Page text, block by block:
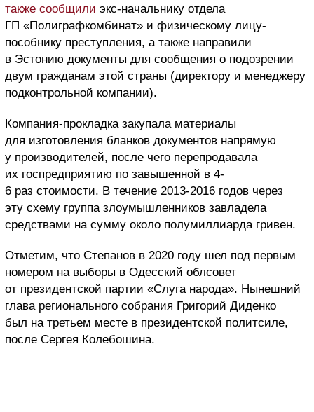
также сообщили экс-начальнику отдела
ГП «Полиграфкомбинат» и физическому лицу-
пособнику преступления, а также направили
в Эстонию документы для сообщения о подозрении
двум гражданам этой страны (директору и менеджеру
подконтрольной компании).
Компания-прокладка закупала материалы
для изготовления бланков документов напрямую
у производителей, после чего перепродавала
их госпредприятию по завышенной в 4-
6 раз стоимости. В течение 2013-2016 годов через
эту схему группа злоумышленников завладела
средствами на сумму около полумиллиарда гривен.
Отметим, что Степанов в 2020 году шел под первым
номером на выборы в Одесский облсовет
от президентской партии «Слуга народа». Нынешний
глава регионального собрания Григорий Диденко
был на третьем месте в президентской политсиле,
после Сергея Колебошина.